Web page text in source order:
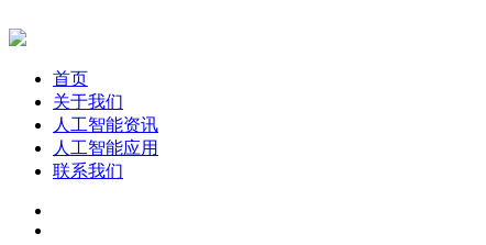
首页
关于我们
人工智能资讯
人工智能应用
联系我们